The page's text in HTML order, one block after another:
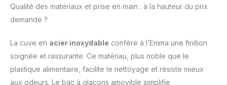
facile CONTENU DE LA
sorbetière avec un
acier inoxydable, un
élément de mélange,
un couvercle avec
Qualité des matériaux et prise en main : à la hauteur du prix
demandé ?
La cuve en acier inoxydable confère à l’Emma une finition
soignée et rassurante. Ce matériau, plus noble que le
plastique alimentaire, facilite le nettoyage et résiste mieux
aux odeurs. Le bac à glaçons amovible simplifie